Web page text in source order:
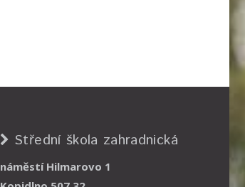
Střední škola zahradnická
náměstí Hilmarovo 1